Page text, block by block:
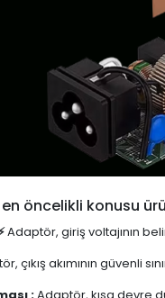
en öncelikli konusu
Adaptör, giriş voltajının
çıkış akımının güvenli